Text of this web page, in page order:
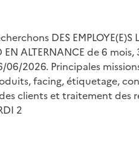
DES EMPLOYE(E)S
ALTERNANCE de 6
2026. Principales
facing, étiquetage,
clients et traitement des
2